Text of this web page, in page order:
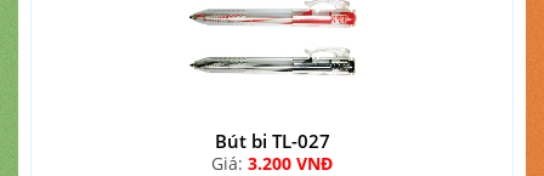
Bút bi TL-027
Giá: 3.200 VNĐ